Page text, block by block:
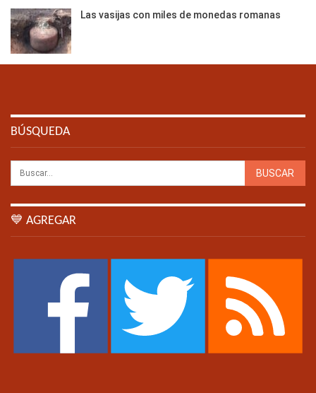
Las vasijas con miles de monedas romanas
BÚSQUEDA
💙 AGREGAR